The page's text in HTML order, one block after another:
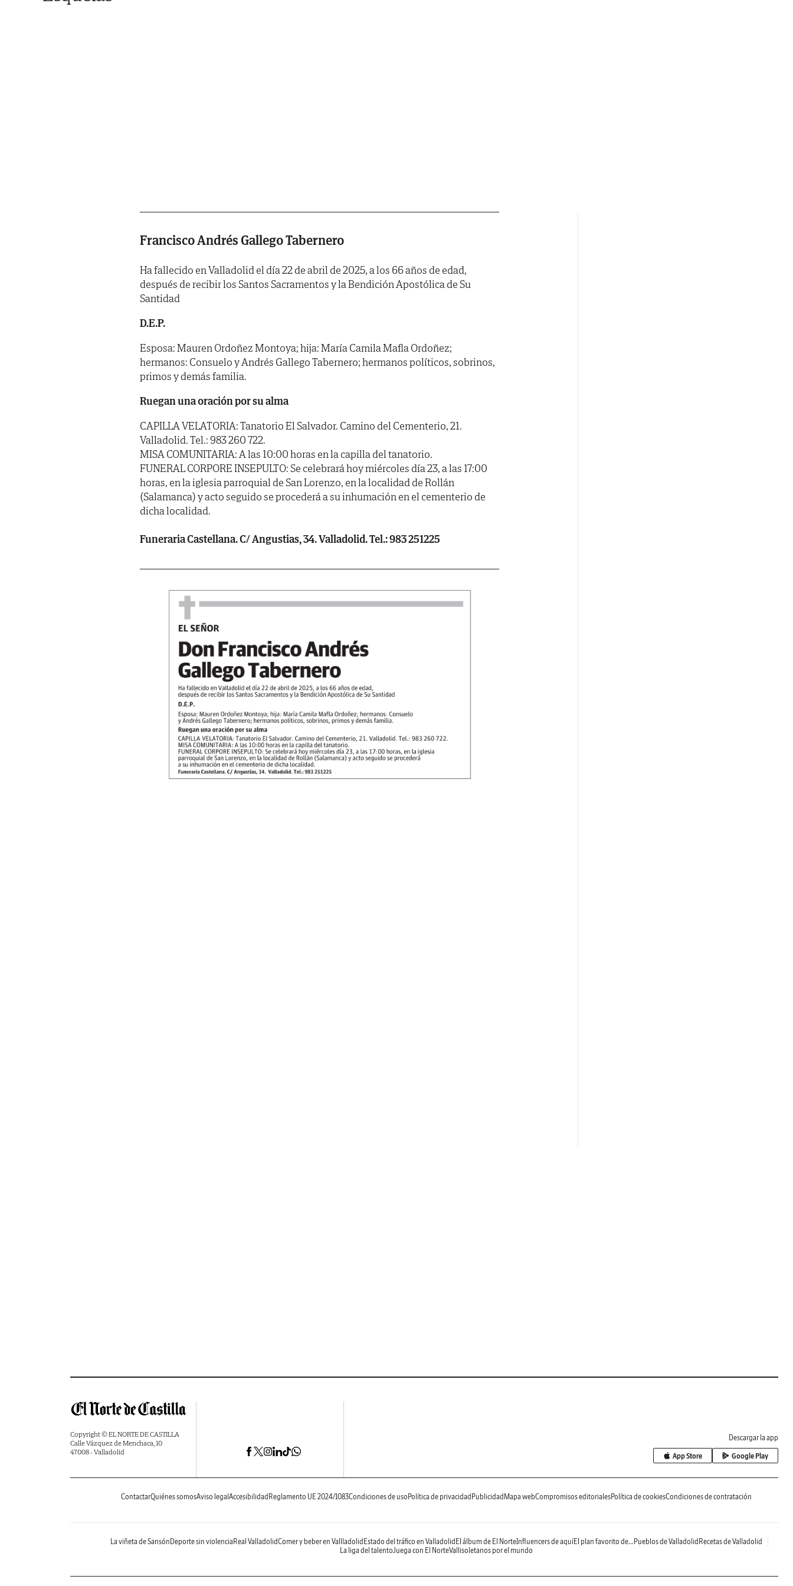
Francisco Andrés Gallego Tabernero
Ha fallecido en Valladolid el día 22 de abril de 2025, a los 66 años de edad,
después de recibir los Santos Sacramentos y la Bendición Apostólica de Su
Santidad
D.E.P.
Esposa: Mauren Ordoñez Montoya; hija: María Camila Mafla Ordoñez;
hermanos: Consuelo y Andrés Gallego Tabernero; hermanos políticos, sobrinos,
primos y demás familia.
Ruegan una oración por su alma
CAPILLA VELATORIA: Tanatorio El Salvador. Camino del Cementerio, 21.
Valladolid. Tel.: 983 260 722.
MISA COMUNITARIA: A las 10:00 horas en la capilla del tanatorio.
FUNERAL CORPORE INSEPULTO: Se celebrará hoy miércoles día 23, a las 17:00
horas, en la iglesia parroquial de San Lorenzo, en la localidad de Rollán
(Salamanca) y acto seguido se procederá a su inhumación en el cementerio de
dicha localidad.
Funeraria Castellana. C/ Angustias, 34. Valladolid. Tel.: 983 251225
Copyright © EL NORTE DE CASTILLA
Calle Vázquez de Menchaca, 10
47008 - Valladolid
Descargar la app
App Store Google Play
ContactarQuiénes somosAviso legal Accesibilidad Reglamento UE 2024/1083Condiciones de uso Política de privacidad Publicidad Mapa webCompromisos editorialesPolítica de cookiesCondiciones de contratación
La viñeta de Sansón Deporte sin violencia Real ValladolidComer y beber en Vallladolid Estado del tráfico en Valladolid El álbum de El NorteInfluencers de aquíEl plan favorito de... Pueblos de Valladolid Recetas de Valladolid
La liga del talentoJuega con El NorteVallisoletanos por el mundo